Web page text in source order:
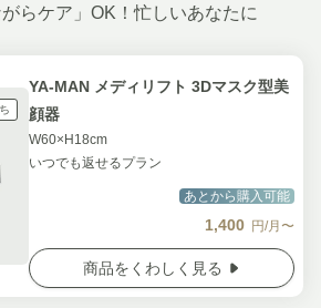
らケア」OK！忙しいあなたに
YA-MAN メディリフト 3Dマスク型美
顔器
W60×H18cm
いつでも返せるプラン
あとから購入可能
1,400 円/月〜
商品をくわしく見る